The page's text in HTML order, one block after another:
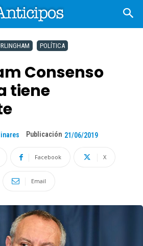
POLÍTICA
Consenso
tiene
Publicación 21/06/2019
Facebook X
Email